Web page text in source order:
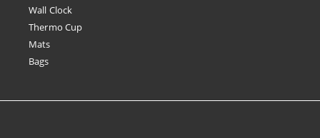
Wall Clock
Thermo Cup
Mats
Bags